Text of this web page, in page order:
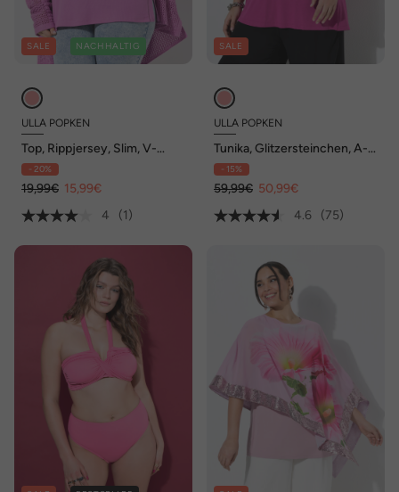
SALE NACHHALTIG
ULLA POPKEN
Top, Rippjersey, Slim, V-
Ausschnitt, ärmellos
- 20%
19,99€ 15,99€
4
(1)
SALE
ULLA POPKEN
Tunika, Glitzersteinchen, A-
Linie, V-Ausschnitt, 3/4-Arm
- 15%
59,99€ 50,99€
4.6
(75)